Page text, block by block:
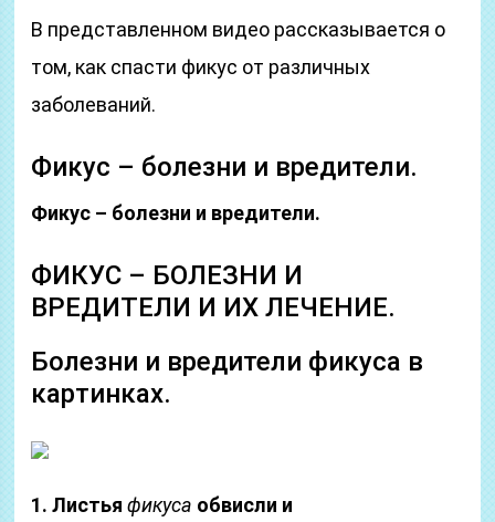
В представленном видео рассказывается о
том, как спасти фикус от различных
заболеваний.
Фикус – болезни и вредители.
Фикус – болезни и вредители.
ФИКУС – БОЛЕЗНИ И
ВРЕДИТЕЛИ И ИХ ЛЕЧЕНИЕ.
Болезни и вредители фикуса в
картинках.
1. Листьяфикуса обвисли и